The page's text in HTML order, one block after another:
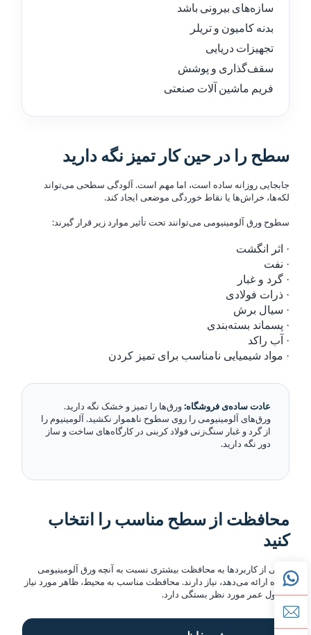
سازه‌های بیرونی باشد
بدنه کامیون و تریلر
تجهیزات دریایی
سقف‌گذاری و پوشش
فریم ماشین آلات صنعتی
سطح را در حین کار تمیز نگه دارید
جابجایی روزانه ساده است، اما مهم است. آلودگی سطحی می‌تواند
لکه‌ها، خراش‌ها یا نقاط خوردگی موضعی ایجاد کند.
سطوح ورق آلومینیومی می‌توانند تحت تأثیر موارد زیر قرار گیرند:
· اثر انگشت
· نفت
· گرد و غبار
· ذرات فولادی
· سیال برش
· پسماند بسته‌بندی
· آب راکد
· مواد شیمیایی نامناسب برای تمیز کردن
عادت ساده‌ی فروشگاه:ورق‌ها را تمیز و خشک نگه دارید.
ورق‌های آلومینیومی را روی سطوح ناهموار نکشید. آلومینیوم را
از گرد و غبار سنگ‌زنی فولاد کربنی در کارگاه‌های ساخت و ساز
دور نگه دارید.
محافظت از سطح مناسب را انتخاب
کنید
برخی از کاربردها به محافظت بیشتری نسبت به آنچه ورق آلومینیومی
ساده ارائه می‌دهد، نیاز دارند. محافظت مناسب به محیط، ظاهر مورد نیاز
و طول عمر مورد نظر بستگی دارد.